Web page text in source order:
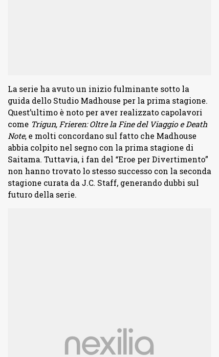
La serie ha avuto un inizio fulminante sotto la
guida dello Studio Madhouse per la prima stagione.
Quest’ultimo è noto per aver realizzato capolavori
come Trigun, Frieren: Oltre la Fine del Viaggio e Death
Note, e molti concordano sul fatto che Madhouse
abbia colpito nel segno con la prima stagione di
Saitama. Tuttavia, i fan del “Eroe per Divertimento”
non hanno trovato lo stesso successo con la seconda
stagione curata da J.C. Staff, generando dubbi sul
futuro della serie.